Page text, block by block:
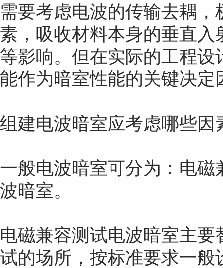
需要考虑电波的传输去耦
素，吸收材料本身的垂直
等影响。但在实际的工程
能作为暗室性能的关键决定
组建电波暗室应考虑哪些因
一般电波暗室可分为：电
波暗室。
电磁兼容测试电波暗室主
试的场所，按标准要求一